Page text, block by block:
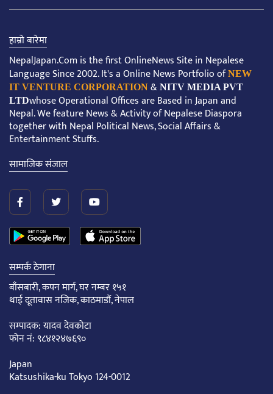
हाम्रो बारेमा
NepalJapan.Com is the first OnlineNews Site in Nepalese
Language Since 2002. It's a Online News Portfolio ofNEW
IT VENTURE CORPORATION & NITV MEDIA PVT
LTDwhose Operational Offices are Based in Japan and
Nepal. We feature News & Activity of Nepalese Diaspora
together with Nepal Political News, Social Affairs &
Entertainment Stuffs.
सामाजिक संजाल
सम्पर्क ठेगाना
बाँसबारी, कपन मार्ग, घर नम्बर १५१
थाई दूतावास नजिक, काठमाडौं, नेपाल
सम्पादक: यादव देवकोटा
फोन नं: ९८४१२४७६९०
Japan
Katsushika-ku Tokyo 124-0012